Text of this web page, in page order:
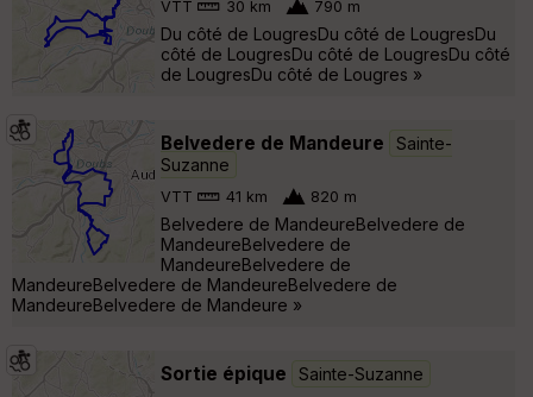
VTT 30 km 790 m
Du côté de LougresDu côté de LougresDu
côté de LougresDu côté de LougresDu côté
de LougresDu côté de Lougres »
Belvedere de Mandeure
Sainte-
Suzanne
VTT 41 km 820 m
Belvedere de MandeureBelvedere de
MandeureBelvedere de
MandeureBelvedere de
MandeureBelvedere de MandeureBelvedere de
MandeureBelvedere de Mandeure »
Sortie épique Sainte-Suzanne